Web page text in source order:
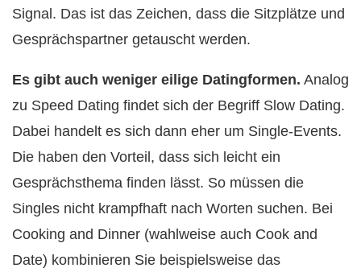
Signal. Das ist das Zeichen, dass die Sitzplätze und
Gesprächspartner getauscht werden.
Es gibt auch weniger eilige Datingformen. Analog
zu Speed Dating findet sich der Begriff Slow Dating.
Dabei handelt es sich dann eher um Single-Events.
Die haben den Vorteil, dass sich leicht ein
Gesprächsthema finden lässt. So müssen die
Singles nicht krampfhaft nach Worten suchen. Bei
Cooking and Dinner (wahlweise auch Cook and
Date) kombinieren Sie beispielsweise das